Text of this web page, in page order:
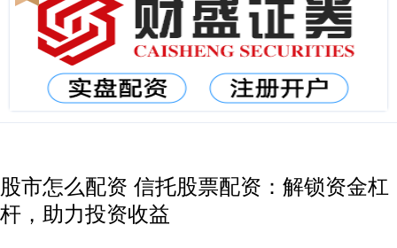
股市怎么配资 信托股票配资：解锁资金杠
杆，助力投资收益